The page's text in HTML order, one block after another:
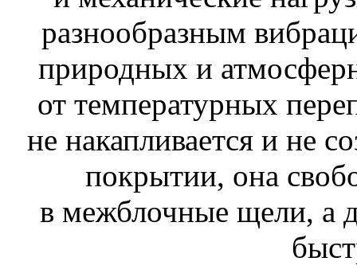
разнообразным
природных и
от температурных
не накапливается и не
покрытии, она
в межблочные щели, а